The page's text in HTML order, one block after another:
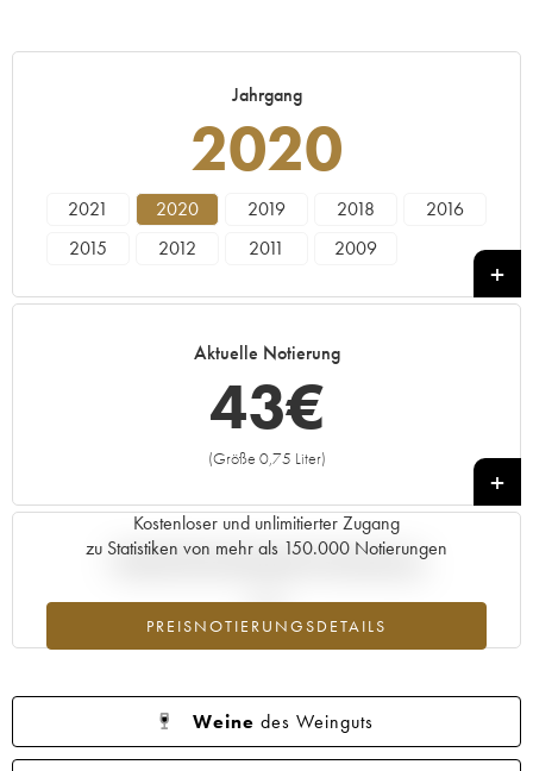
Jahrgang
2020
2021 2020 2019 2018
2016
2015
2012 2011 2009
Aktuelle Notierung
43€
(Größe 0,75 Liter)
+
Kostenloser und unlimitierter Zugang
zu Statistiken von mehr als 150.000 Notierungen
PREISNOTIERUNGSDETAILS
Aktuelle Entwicklung der Preisnotierung
Weine des Weinguts